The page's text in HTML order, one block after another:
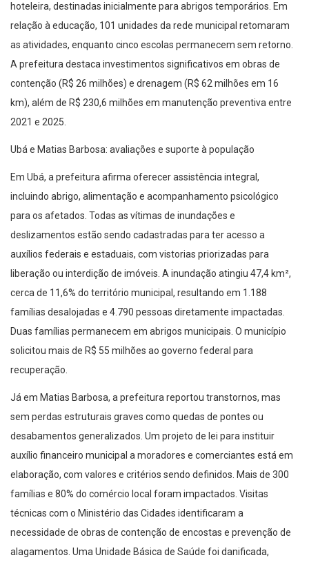
hoteleira, destinadas inicialmente para abrigos temporários. Em
relação à educação, 101 unidades da rede municipal retomaram
as atividades, enquanto cinco escolas permanecem sem retorno.
A prefeitura destaca investimentos significativos em obras de
contenção (R$ 26 milhões) e drenagem (R$ 62 milhões em 16
km), além de R$ 230,6 milhões em manutenção preventiva entre
2021 e 2025.
Ubá e Matias Barbosa: avaliações e suporte à população
Em Ubá, a prefeitura afirma oferecer assistência integral,
incluindo abrigo, alimentação e acompanhamento psicológico
para os afetados. Todas as vítimas de inundações e
deslizamentos estão sendo cadastradas para ter acesso a
auxílios federais e estaduais, com vistorias priorizadas para
liberação ou interdição de imóveis. A inundação atingiu 47,4 km²,
cerca de 11,6% do território municipal, resultando em 1.188
famílias desalojadas e 4.790 pessoas diretamente impactadas.
Duas famílias permanecem em abrigos municipais. O município
solicitou mais de R$ 55 milhões ao governo federal para
recuperação.
Já em Matias Barbosa, a prefeitura reportou transtornos, mas
sem perdas estruturais graves como quedas de pontes ou
desabamentos generalizados. Um projeto de lei para instituir
auxílio financeiro municipal a moradores e comerciantes está em
elaboração, com valores e critérios sendo definidos. Mais de 300
famílias e 80% do comércio local foram impactados. Visitas
técnicas com o Ministério das Cidades identificaram a
necessidade de obras de contenção de encostas e prevenção de
alagamentos. Uma Unidade Básica de Saúde foi danificada,